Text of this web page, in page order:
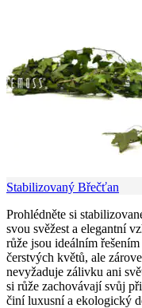
Stabilizovaný Břečťan
Prohlédněte si
svou svěžest a elegantní
růže jsou ideálním
čerstvých květů, ale
nevyžaduje zálivku ani
si růže zachovávají svůj
činí luxusní a ekologický